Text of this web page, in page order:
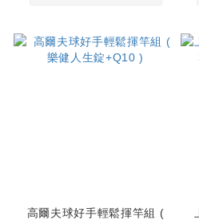
高爾夫球好手輕鬆揮竿組 (